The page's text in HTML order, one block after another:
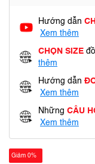
Hướng dẫn
Xem thêm
CHỌN SIZE
thêm
Hướng dẫn
Xem thêm
Những CÂU
Xem thêm
Giảm 0%